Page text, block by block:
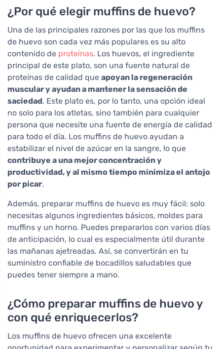
¿Por qué elegir muffins de huevo?
Una de las principales razones por las que los muffins
de huevo son cada vez más populares es su alto
contenido de proteínas. Los huevos, el ingrediente
principal de este plato, son una fuente natural de
proteínas de calidad que apoyan la regeneración
muscular y ayudan a mantener la sensación de
saciedad. Este plato es, por lo tanto, una opción ideal
no solo para los atletas, sino también para cualquier
persona que necesite una fuente de energía de calidad
para todo el día. Los muffins de huevo ayudan a
estabilizar el nivel de azúcar en la sangre, lo que
contribuye a una mejor concentración y
productividad, y al mismo tiempo minimiza el antojo
por picar.
Además, preparar muffins de huevo es muy fácil: solo
necesitas algunos ingredientes básicos, moldes para
muffins y un horno. Puedes prepararlos con varios días
de anticipación, lo cual es especialmente útil durante
las mañanas ajetreadas. Así, se convertirán en tu
suministro confiable de bocadillos saludables que
puedes tener siempre a mano.
¿Cómo preparar muffins de huevo y
con qué enriquecerlos?
Los muffins de huevo ofrecen una excelente